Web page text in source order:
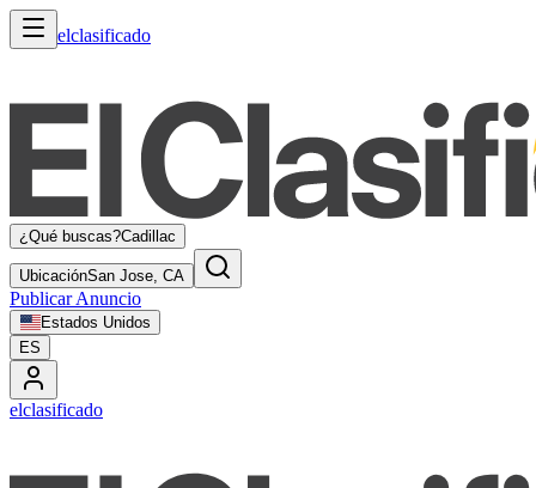
elclasificado
¿Qué buscas?Cadillac
UbicaciónSan Jose, CA
Publicar Anuncio
Estados Unidos
ES
elclasificado